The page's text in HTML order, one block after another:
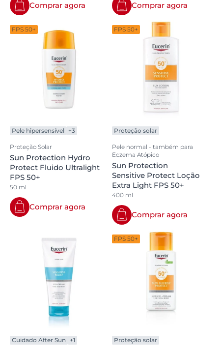
Comprar agora Comprar agora
FPS 50+
Pele hipersensível +3
Proteção Solar
Sun Protection Hydro
Protect Fluido Ultralight
FPS 50+
50 ml
Comprar agora
FPS 50+
Proteção solar
Pele normal - também para
Eczema Atópico
Sun Protection
Sensitive Protect Loção
Extra Light FPS 50+
400 ml
Comprar agora
Cuidado After Sun +1
FPS 50+
Proteção solar